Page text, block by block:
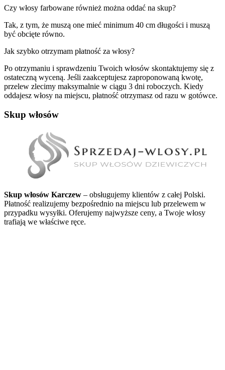
Czy włosy farbowane również można oddać na skup?
Tak, z tym, że muszą one mieć minimum 40 cm długości i muszą
być obcięte równo.
Jak szybko otrzymam płatność za włosy?
Po otrzymaniu i sprawdzeniu Twoich włosów skontaktujemy się z
ostateczną wyceną. Jeśli zaakceptujesz zaproponowaną kwotę,
przelew zlecimy maksymalnie w ciągu 3 dni roboczych. Kiedy
oddajesz włosy na miejscu, płatność otrzymasz od razu w gotówce.
Skup włosów
Skup włosów Karczew – obsługujemy klientów z całej Polski.
Płatność realizujemy bezpośrednio na miejscu lub przelewem w
przypadku wysyłki. Oferujemy najwyższe ceny, a Twoje włosy
trafiają we właściwe ręce.